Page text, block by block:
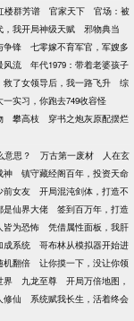
楼群芳谱 官家天下
官场：被
，我开局神级天赋
邪物典当
争锋
七零嫁不育军官，军嫂多
风流
年代1979：带着老婆孩子
救了女领导后，我一路飞升
综
一实习，你跑去749收容怪
攀高枝
穿书之炮灰原配摆烂
意思？ 万古第一废材
人在玄
神
镇守藏经阁百年，投资天命
前女友
开局混沌剑体，打造不
是仙界大佬
签到百万年，打造
皆为恐怖
凭借属性面板，我肝
成系统
哥布林从模拟器开始进
机翻倍
让你摸一下，没让你领
界 九龙至尊
开局万倍地图，
修仙
系统赋我长生，活着终会